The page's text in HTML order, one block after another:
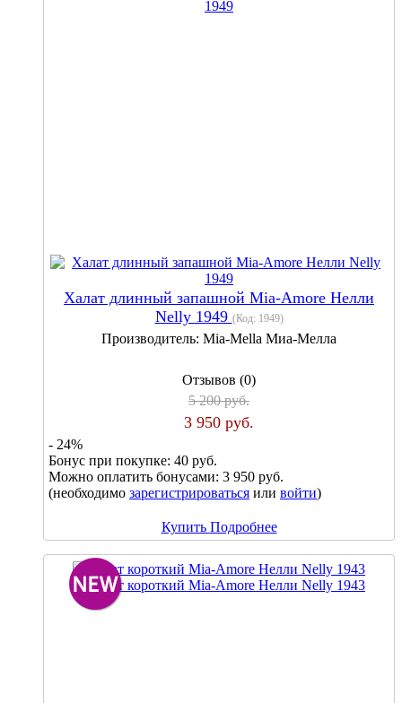
Халат длинный запашной Mia-Amore Нелли
Nelly 1949 (Код: 1949)
Производитель: Mia-Mella Миа-Мелла
Отзывов (0)
5 200 руб.
3 950 руб.
- 24%
Бонус при покупке: 40 руб.
Можно оплатить бонусами: 3 950 руб.
(необходимо зарегистрироваться или войти)
Купить Подробнее